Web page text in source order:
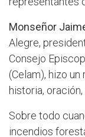
Monseñor
Alegre,
Consejo
(Celam), hizo
historia,
Sobre todo
incendios